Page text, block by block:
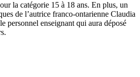
la catégorie 15 à 18 ans. En plus, un
de l’autrice franco-ontarienne Claudia
personnel enseignant qui aura déposé